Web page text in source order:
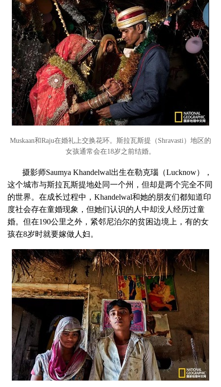
Muskaan和Raju在婚礼上交换花环。斯拉瓦斯提（Shravasti）地区的
女孩通常会在18岁之前结婚。
摄影师Saumya Khandelwal出生在勒克瑙（Lucknow），
这个城市与斯拉瓦斯提地处同一个州，但却是两个完全不同
的世界。在成长过程中，Khandelwal和她的朋友们都知道印
度社会存在童婚现象，但她们认识的人中却没人经历过童
婚。但在190公里之外，紧邻尼泊尔的贫困边境上，有的女
孩在8岁时就要嫁做人妇。